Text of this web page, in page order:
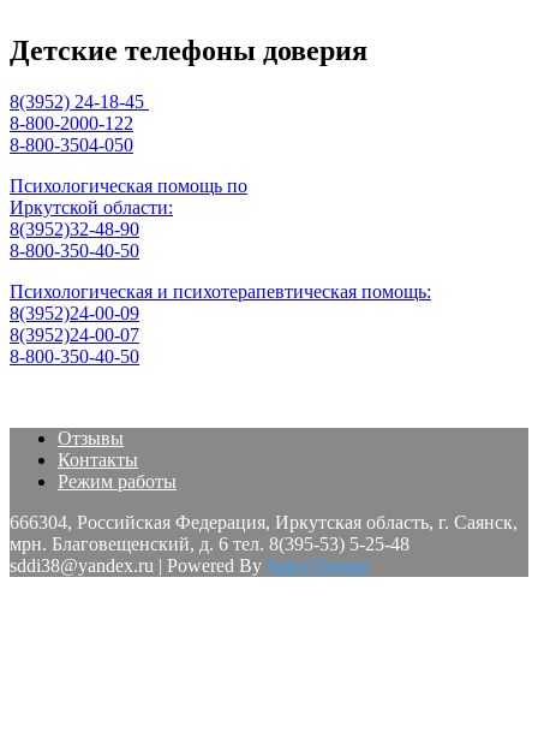
Детские телефоны доверия
8(3952) 24-18-45
8-800-2000-122
8-800-3504-050
Психологическая помощь по
Иркутской области:
8(3952)32-48-90
8-800-350-40-50
Психологическая и психотерапевтическая помощь:
8(3952)24-00-09
8(3952)24-00-07
8-800-350-40-50
Отзывы
Контакты
Режим работы
666304, Российская Федерация, Иркутская область, г. Саянск,
мрн. Благовещенский, д. 6 тел. 8(395-53) 5-25-48
sddi38@yandex.ru | Powered By SpiceThemes